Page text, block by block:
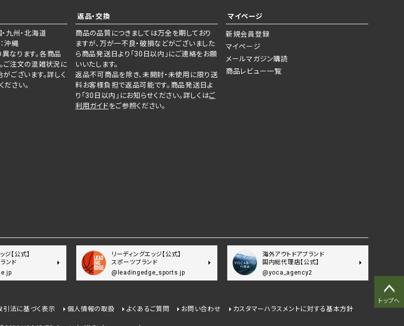
トップへ
九州・北海道
縄
なります。各商品
ご注文の混雑状況に
ございます。詳しく
ださい。
返品・交換
商品の品質につきましては万全を期しており
ますが、万が一不良・破損などがございました
ら商品発送日より「30日以内」にご連絡をお願
いいたします。
返品不可商品を除き、未開封・未使用に限り送
料お客様負担で返品可能です。商品発送日よ
り「30日以内」にお知らせください。詳しくはご
利用ガイドをご参照ください。
マイページ
新規会員登録
マイページ
メールマガジン購読
商品レビュー一覧
ジ【公式】
ンド
リーディングエッジ【公式】
スポーツブランド
@leadingedge_sports.jp
海外アウトドアブランド
国内総代理店【公式】
@yoca_agency2
引法に基づく表示 個人情報の取扱 よくあるご質問 お問い合わせ カスタマーハラスメントに対する基本方針